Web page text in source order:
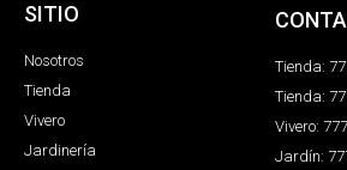
SITIO
Nosotros
Tienda
Vivero
Jardinería
Tienda:
Tienda:
Vivero:
Jardín: